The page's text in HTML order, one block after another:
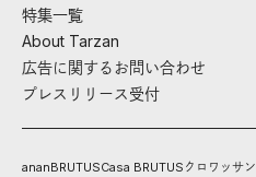
特集一覧
About Tarzan
広告に関するお問い合わせ
プレスリリース受付
ananBRUTUSCasa BRUTUS クロワッサン